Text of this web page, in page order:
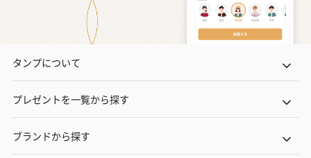
タンプについて
プレゼントを一覧から探す
ブランドから探す